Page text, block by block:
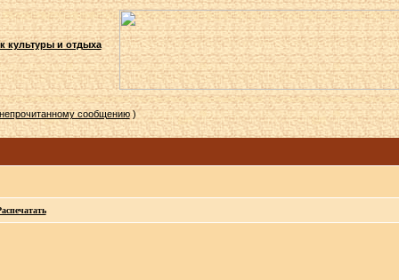
культуры и отдыха
сообщению)